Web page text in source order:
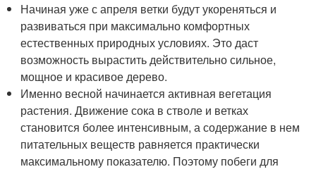
Начиная уже с апреля ветки будут укореняться и
развиваться при максимально комфортных
естественных природных условиях. Это даст
возможность вырастить действительно сильное,
мощное и красивое дерево.
Именно весной начинается активная вегетация
растения. Движение сока в стволе и ветках
становится более интенсивным, а содержание в нем
питательных веществ равняется практически
максимальному показателю. Поэтому побеги для